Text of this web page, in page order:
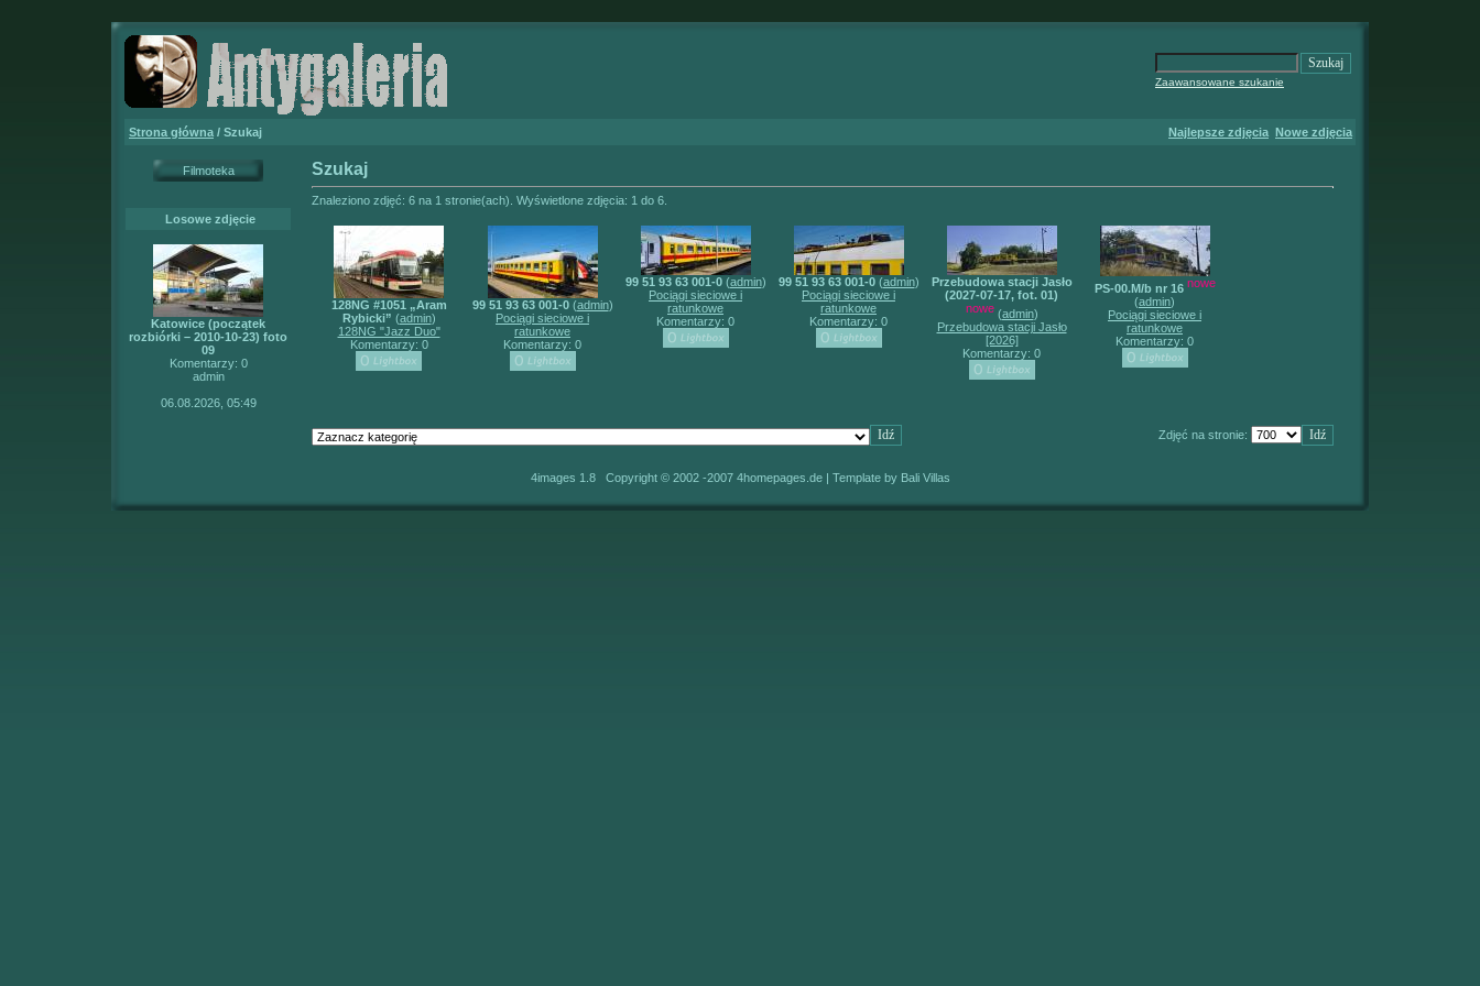
Zaawansowane szukanie
Strona główna / Szukaj Najlepsze zdjęcia Nowe zdjęcia
Filmoteka
Losowe zdjęcie
Katowice (początek
rozbiórki – 2010-10-23) foto
09
Komentarzy: 0
admin
06.08.2026, 05:49
Szukaj
Znaleziono zdjęć: 6 na 1 stronie(ach). Wyświetlone zdjęcia: 1 do 6.
128NG #1051 „Aram
Rybicki” (admin)
128NG "Jazz Duo"
Komentarzy: 0
99 51 93 63 001-0(admin)
Pociągi sieciowe i
ratunkowe
Komentarzy: 0
99 51 93 63 001-0(admin)
Pociągi sieciowe i
ratunkowe
Komentarzy: 0
99 51 93 63 001-0(admin)
Pociągi sieciowe i
ratunkowe
Komentarzy: 0
Przebudowa stacji Jasło
(2027-07-17, fot. 01)
nowe(admin)
Przebudowa stacji Jasło
[2026]
Komentarzy: 0
PS-00.M/b nr 16 nowe
(admin)
Pociągi sieciowe i
ratunkowe
Komentarzy: 0
Zdjęć na stronie:
4images 1.8 Copyright © 2002 -2007 4homepages.de| Template by Bali Villas